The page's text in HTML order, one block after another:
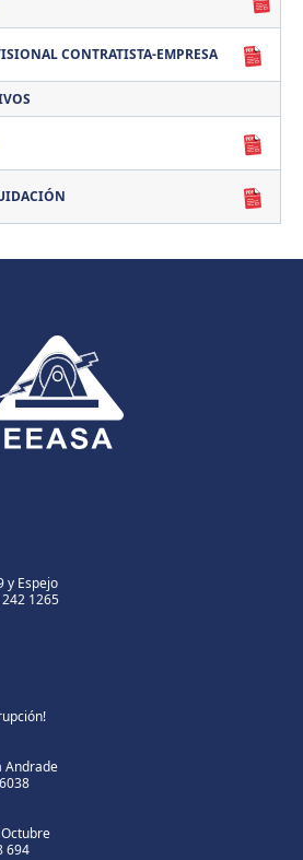
CONTRATISTA-EMPRESA
y Espejo
242 1265
Andrade
694